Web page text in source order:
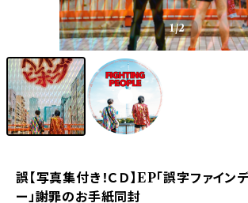
1/2
誤【写真集付き！ＣＤ】EP「誤字ファイン
ー」謝罪のお手紙同封